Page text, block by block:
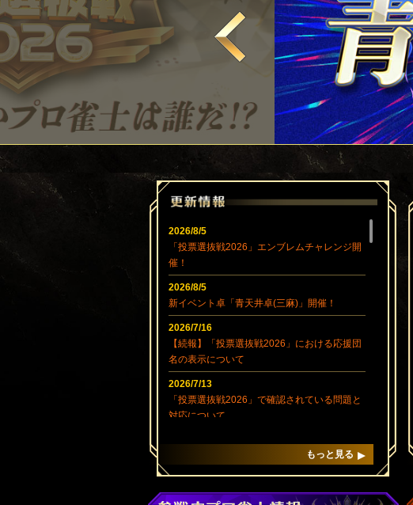
2026/8/5
「投票選抜戦2026」エンブレムチャレンジ開
催！
2026/8/5
新イベント卓「青天井卓(三麻)」開催！
2026/7/16
【続報】「投票選抜戦2026」における応援団
名の表示について
2026/7/13
「投票選抜戦2026」で確認されている問題と
対応について
プロ雀士肖像更新に伴うサイトメンテナンス
のお知らせ
2026/7/9
もっと見る
・08月09日 16時58分 保存
撮影者：ノーリミット2ダンス！